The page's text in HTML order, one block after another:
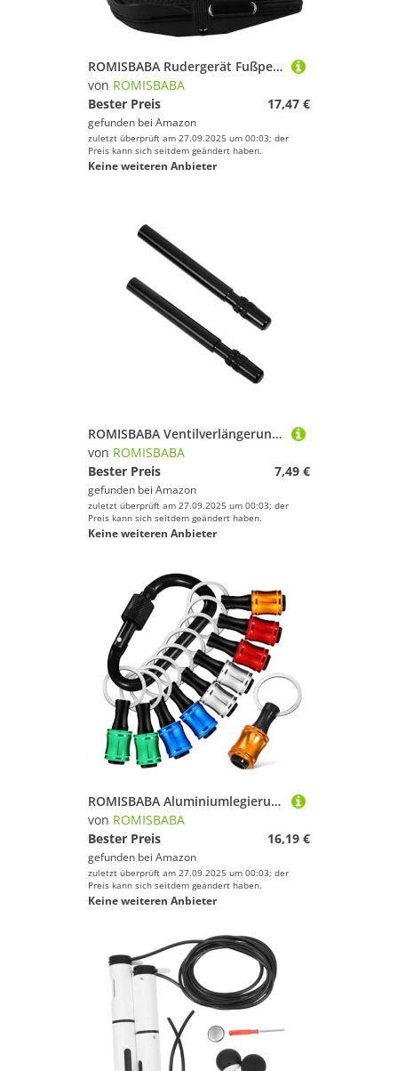
ROMISBABA Rudergerät Fußpedale Verstellbar Anti rutsch Fitness Zubehör Kompatibel mit Verschiedenen Modellen für Unterschiedliche Körpergrößen und Beinlängen
von ROMISBABA
Bester Preis
17,47 €
gefunden bei Amazon
zuletzt überprüft am 27.09.2025 um 00:03; der
Preis kann sich seitdem geändert haben.
Keine weiteren Anbieter
ROMISBABA Ventilverlängerung aus Langlebigem Ventilverlängerungsrohr für Fahrradreifen mit Sicherer Abdichtung und Einfachem Aufpumpen Geeignet für Zweirad Anhängerreifen
von ROMISBABA
Bester Preis
7,49 €
gefunden bei Amazon
zuletzt überprüft am 27.09.2025 um 00:03; der
Preis kann sich seitdem geändert haben.
Keine weiteren Anbieter
ROMISBABA Aluminiumlegierung Bithalter Verlängerungsstange mit Schlüsselanhänger Karabiner Tragbarer Schraubendreher Bitverlängerung Adapter für Akkuschrauber Robust und Vielseitig für DIY
von ROMISBABA
Bester Preis
16,19 €
gefunden bei Amazon
zuletzt überprüft am 27.09.2025 um 00:03; der
Preis kann sich seitdem geändert haben.
Keine weiteren Anbieter